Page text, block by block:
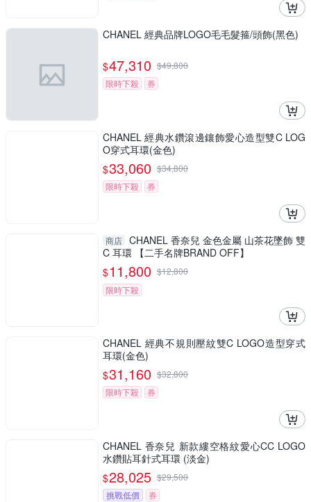
CHANEL 經典品牌LOGO毛毛髮箍/頭飾(黑色)
$47,310 $49,800
限時下殺
券
CHANEL 經典水鑽滾邊鑲飾愛心造型雙C LOG
O穿式耳環(金色)
$33,060 $34,800
限時下殺
券
商店 CHANEL 香奈兒 金色金屬 山茶花墜飾 雙
C 耳環 【二手名牌BRAND OFF】
$11,800 $12,800
限時下殺
CHANEL 經典不規則壓紋雙C LOGO造型穿式
耳環(金色)
$31,160 $32,800
限時下殺
券
CHANEL 香奈兒 新款縷空格紋愛心CC LOGO
水鑽貼耳針式耳環 (淡金)
$28,025 $29,500
挑戰低價
券